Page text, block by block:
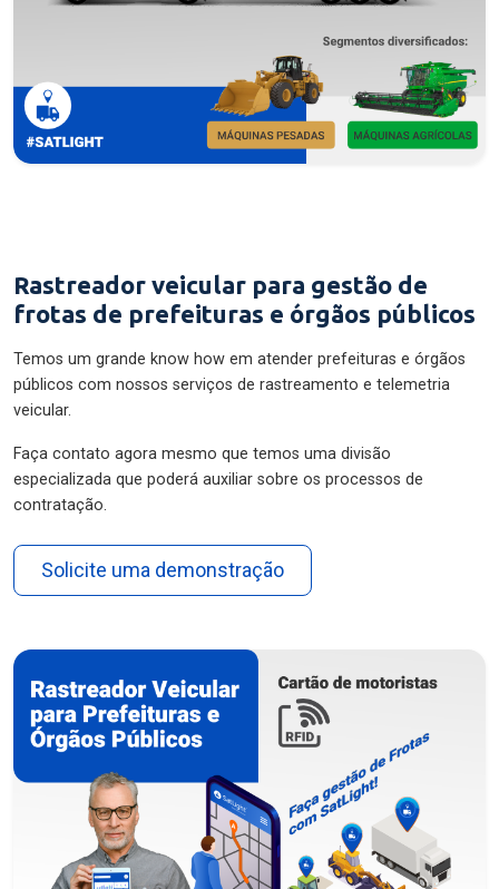
Rastreador veicular para gestão de
frotas de prefeituras e órgãos públicos
Temos um grande know how em atender prefeituras e órgãos
públicos com nossos serviços de rastreamento e telemetria
veicular.
Faça contato agora mesmo que temos uma divisão
especializada que poderá auxiliar sobre os processos de
contratação.
Solicite uma demonstração